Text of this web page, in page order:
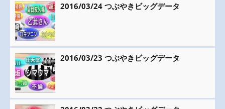
2016/03/24 つぶやきビッグデータ
2016/03/23 つぶやきビッグデータ